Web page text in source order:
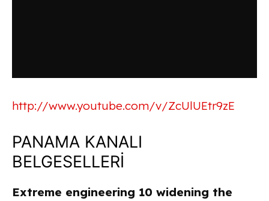
http://www.youtube.com/v/ZcUlUEtr9zE
PANAMA KANALI
BELGESELLERİ
Extreme engineering 10 widening the